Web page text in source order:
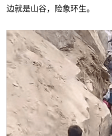
边就是山谷，险象环生。